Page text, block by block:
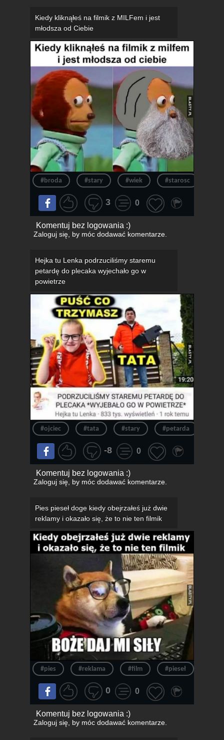
Kiedy kliknąłeś na filmik z MILFem i jest
młodsza od Ciebie
#broda #stary #wiek #starosc
3 0
Komentuj bez logowania :)
Zaloguj się, by móc dodawać komentarze.
Hejka tu Lenka podrzuciliśmy staremu
petardę do plecaka wyjechało go w
powietrze
#ojciec #tata #stary #petarda
-8 0
Komentuj bez logowania :)
Zaloguj się, by móc dodawać komentarze.
Pies pieseł doge kiedy obejrzałeś już dwie
reklamy i okazało się, że to nie ten filmik
#pies #reklama #film #pieseł
0 0
Komentuj bez logowania :)
Zaloguj się, by móc dodawać komentarze.